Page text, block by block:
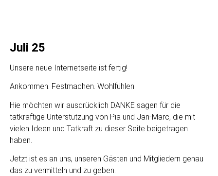
Juli 25
Unsere neue Internetseite ist fertig!
Ankommen. Festmachen. Wohlfühlen
Hie möchten wir ausdrücklich DANKE sagen für die
tatkräftige Unterstützung von Pia und Jan-Marc, die mit
vielen Ideen und Tatkraft zu dieser Seite beigetragen
haben.
Jetzt ist es an uns, unseren Gästen und Mitgliedern genau
das zu vermitteln und zu geben.